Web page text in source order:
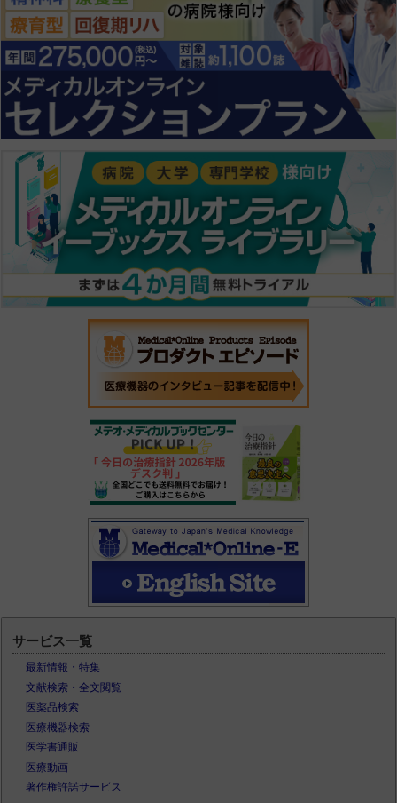
サービス一覧
最新情報・特集
文献検索・全文閲覧
医薬品検索
医療機器検索
医学書通販
医療動画
著作権許諾サービス